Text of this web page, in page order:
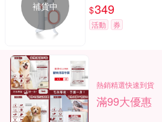
補貨中 $349
活動 券
熱銷精選快速到貨
滿99大優惠